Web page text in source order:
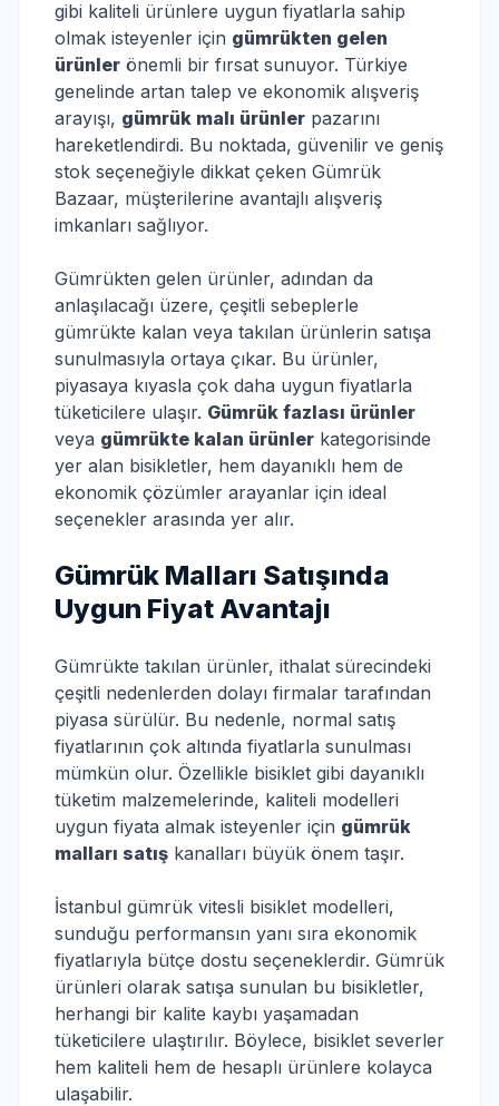
gibi kaliteli ürünlere uygun fiyatlarla sahip
olmak isteyenler için gümrükten gelen
ürünler önemli bir fırsat sunuyor. Türkiye
genelinde artan talep ve ekonomik alışveriş
arayışı, gümrük malı ürünler pazarını
hareketlendirdi. Bu noktada, güvenilir ve geniş
stok seçeneğiyle dikkat çeken Gümrük
Bazaar, müşterilerine avantajlı alışveriş
imkanları sağlıyor.
Gümrükten gelen ürünler, adından da
anlaşılacağı üzere, çeşitli sebeplerle
gümrükte kalan veya takılan ürünlerin satışa
sunulmasıyla ortaya çıkar. Bu ürünler,
piyasaya kıyasla çok daha uygun fiyatlarla
tüketicilere ulaşır. Gümrük fazlası ürünler
veya gümrükte kalan ürünler kategorisinde
yer alan bisikletler, hem dayanıklı hem de
ekonomik çözümler arayanlar için ideal
seçenekler arasında yer alır.
Gümrük Malları Satışında
Uygun Fiyat Avantajı
Gümrükte takılan ürünler, ithalat sürecindeki
çeşitli nedenlerden dolayı firmalar tarafından
piyasa sürülür. Bu nedenle, normal satış
fiyatlarının çok altında fiyatlarla sunulması
mümkün olur. Özellikle bisiklet gibi dayanıklı
tüketim malzemelerinde, kaliteli modelleri
uygun fiyata almak isteyenler için gümrük
malları satış kanalları büyük önem taşır.
İstanbul gümrük vitesli bisiklet modelleri,
sunduğu performansın yanı sıra ekonomik
fiyatlarıyla bütçe dostu seçeneklerdir. Gümrük
ürünleri olarak satışa sunulan bu bisikletler,
herhangi bir kalite kaybı yaşamadan
tüketicilere ulaştırılır. Böylece, bisiklet severler
hem kaliteli hem de hesaplı ürünlere kolayca
ulaşabilir.